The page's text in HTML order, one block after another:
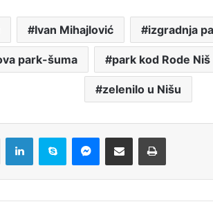
Ivan Mihajlović izgradnja
park-šuma park kod Rode Niš
zelenilo u Nišu